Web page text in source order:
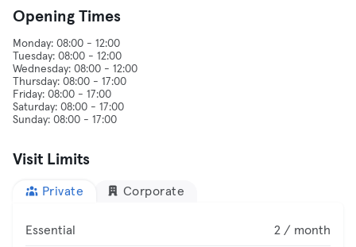
Opening Times
Monday: 08:00 - 12:00
Tuesday: 08:00 - 12:00
Wednesday: 08:00 - 12:00
Thursday: 08:00 - 17:00
Friday: 08:00 - 17:00
Saturday: 08:00 - 17:00
Visit Limits
Private Corporate
Essential 2 / month